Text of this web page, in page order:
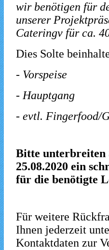
wir benötigen für
unserer
Cateringv für ca.
Dies Solte
- Vorspeise
- Hauptgang
- evtl. Fingerfood/
Bitte unterbreiten
25.08.2020 ein
für die benötigte
Für weitere
Ihnen jederzeit
Kontaktdaten zur